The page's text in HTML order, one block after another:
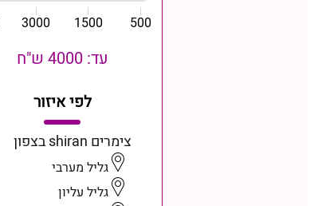
500
1500
3000
עד: 4000 ש"ח
לפי איזור
צימרים shiran בצפון
גליל מערבי
גליל עליון